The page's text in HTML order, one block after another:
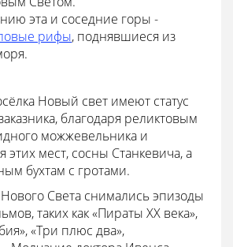
эта и соседние горы -
рифы, поднявшиеся из
Новый свет имеют статус
благодаря реликтовым
можжевельника и
мест, сосны Станкевича, а
бухтам с гротами.
Нового Света снимались эпизоды
таких как «Пираты XX века»,
«Три плюс два»,